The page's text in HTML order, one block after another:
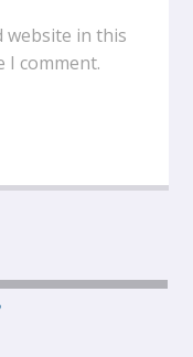
website in this
I comment.